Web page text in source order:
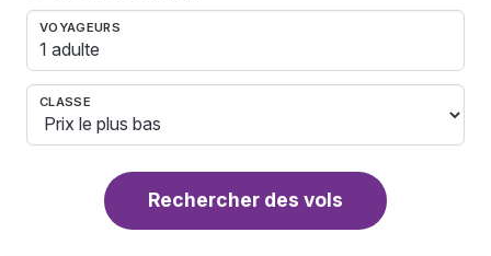
VOYAGEURS
1 adulte
CLASSE
Rechercher des vols